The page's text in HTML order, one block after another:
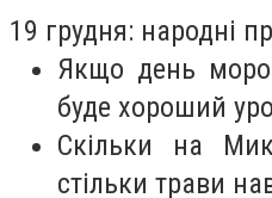
19 грудня: народні
Якщо день
буде хороший
Скільки на
стільки трави